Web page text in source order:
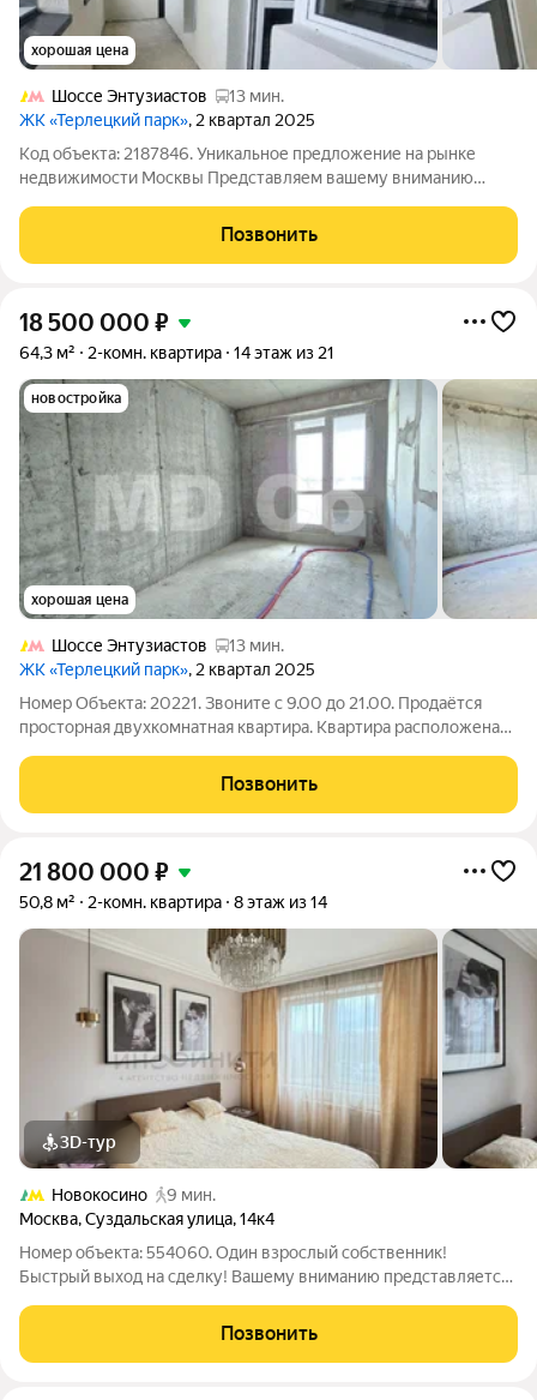
хорошая цена
Шоссе Энтузиастов
13 мин.
ЖК «Терлецкий парк», 2 квартал 2025
Код объекта: 2187846. Уникальное предложение на рынке
недвижимости Москвы Представляем вашему вниманию
Новогиреевской улице, 5Ак2. Этот объект станет отличным
выбором для семей с детьми,
Позвонить
18 500 000 ₽
64,3 м² 2-комн. квартира 14 этаж из 21
новостройка
хорошая цена
Шоссе Энтузиастов
13 мин.
ЖК «Терлецкий парк», 2 квартал 2025
Номер Объекта: 20221. Звоните с 9.00 до 21.00. Продаётся
просторная двухкомнатная квартира. Квартира расположена
"Терлецкий парк" (дом 2025 года постройки). Параметры
Позвонить
21 800 000 ₽
50,8 м² 2-комн. квартира 8 этаж из 14
3D-тур
Новокосино
9 мин.
Москва,Суздальская улица,14к4
Номер объекта: 554060. Один взрослый собственник!
Быстрый выход на сделку! Вашему вниманию представляется
всей необходимой мебелью и техникой - заезжай и живи!
Преимущества локации: - Тихий
Позвонить